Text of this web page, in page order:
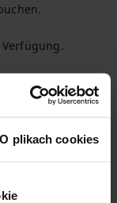
O plikach cookies
sowie zu
der Stadt.
leicht finden.